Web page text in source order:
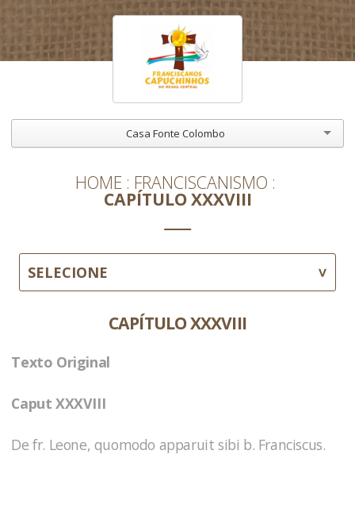
Casa Fonte Colombo
HOME FRANCISCANISMO
CAPÍTULO XXXVIII
SELECIONE
CAPÍTULO XXXVIII
Texto Original
Caput XXXVIII
De fr. Leone, quomodo apparuit sibi b. Franciscus.